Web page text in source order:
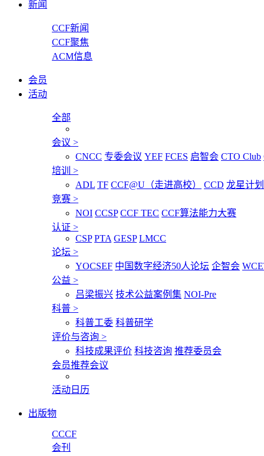
新闻
CCF新闻
CCF聚焦
ACM信息
会员
活动
全部
会议 >
CNCC 专委会议 YEF FCES 启智会 CTO Club
培训 >
ADL TF CCF@U（走进高校） CCD 龙星计划
竞赛 >
NOI CCSP CCF TEC CCF算法能力大赛
认证 >
CSP PTA GESP LMCC
论坛 >
YOCSEF 中国数字经济50人论坛 企智会
公益 >
吕梁振兴 技术公益案例集 NOI-Pre
科普 >
科普工委 科普研学
评价与咨询 >
科技成果评价 科技咨询 推荐委员会
会员推荐会议
活动日历
出版物
CCCF
会刊